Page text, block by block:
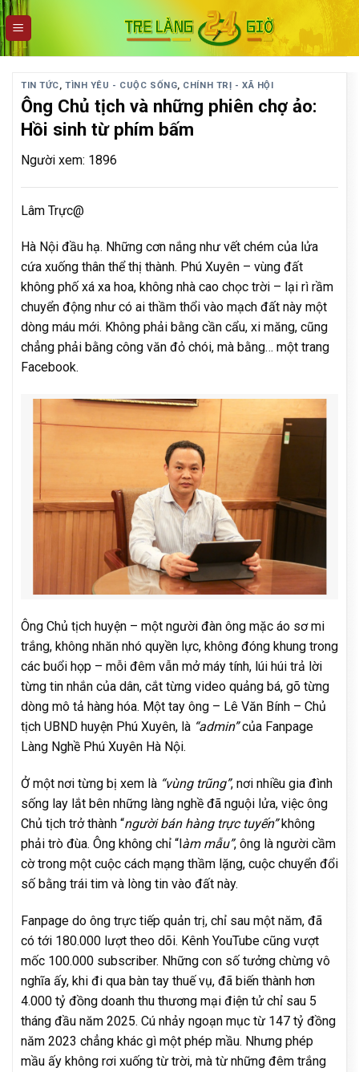
Skip
to
content
TIN TỨC,TÌNH YÊU - CUỘC SỐNG, CHÍNH TRỊ - XÃ HỘI
Ông Chủ tịch và những phiên chợ ảo:
Hồi sinh từ phím bấm
Người xem: 1896
Lâm Trực@
Hà Nội đầu hạ. Những cơn nắng như vết chém của lửa
cứa xuống thân thể thị thành. Phú Xuyên – vùng đất
không phố xá xa hoa, không nhà cao chọc trời – lại rì rầm
chuyển động như có ai thầm thổi vào mạch đất này một
dòng máu mới. Không phải bằng cần cẩu, xi măng, cũng
chẳng phải bằng công văn đỏ chói, mà bằng… một trang
Facebook.
Ông Chủ tịch huyện – một người đàn ông mặc áo sơ mi
trắng, không nhăn nhó quyền lực, không đóng khung trong
các buổi họp – mỗi đêm vẫn mở máy tính, lúi húi trả lời
từng tin nhắn của dân, cắt từng video quảng bá, gõ từng
dòng mô tả hàng hóa. Một tay ông – Lê Văn Bính – Chủ
tịch UBND huyện Phú Xuyên, là “admin”của Fanpage
Làng Nghề Phú Xuyên Hà Nội.
Ở một nơi từng bị xem là “vùng trũng”, nơi nhiều gia đình
sống lay lắt bên những làng nghề đã nguội lửa, việc ông
Chủ tịch trở thành “người bán hàng trực tuyến”không
phải trò đùa. Ông không chỉ “làm mẫu”, ông là người cầm
cờ trong một cuộc cách mạng thầm lặng, cuộc chuyển đổi
số bằng trái tim và lòng tin vào đất này.
Fanpage do ông trực tiếp quản trị, chỉ sau một năm, đã
có tới 180.000 lượt theo dõi. Kênh YouTube cũng vượt
mốc 100.000 subscriber. Những con số tưởng chừng vô
nghĩa ấy, khi đi qua bàn tay thuế vụ, đã biến thành hơn
4.000 tỷ đồng doanh thu thương mại điện tử chỉ sau 5
tháng đầu năm 2025. Cú nhảy ngoạn mục từ 147 tỷ đồng
năm 2023 chẳng khác gì một phép mầu. Nhưng phép
mầu ấy không rơi xuống từ trời, mà từ những đêm trắng